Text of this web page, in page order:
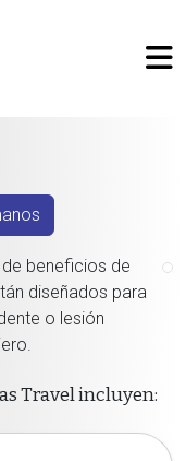
beneficios de
diseñados para
o lesión
Travel incluyen: